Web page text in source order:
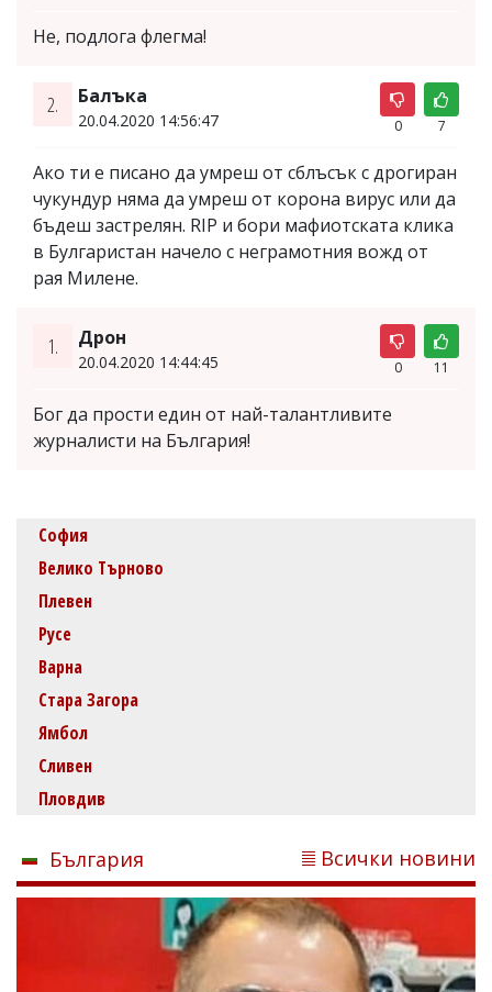
Не, подлога флегма!
2. Балъка
20.04.2020 14:56:47 0 7
Ако ти е писано да умреш от сблъсък с дрогиран
чукундур няма да умреш от корона вирус или да
бъдеш застрелян. RIP и бори мафиотската клика
в Булгаристан начело с неграмотния вожд от
рая Милене.
1. Дрон
20.04.2020 14:44:45 0 11
Бог да прости един от най-талантливите
журналисти на България!
София
Велико Търново
Плевен
Русе
Варна
Стара Загора
Ямбол
Сливен
Пловдив
България Всички новини